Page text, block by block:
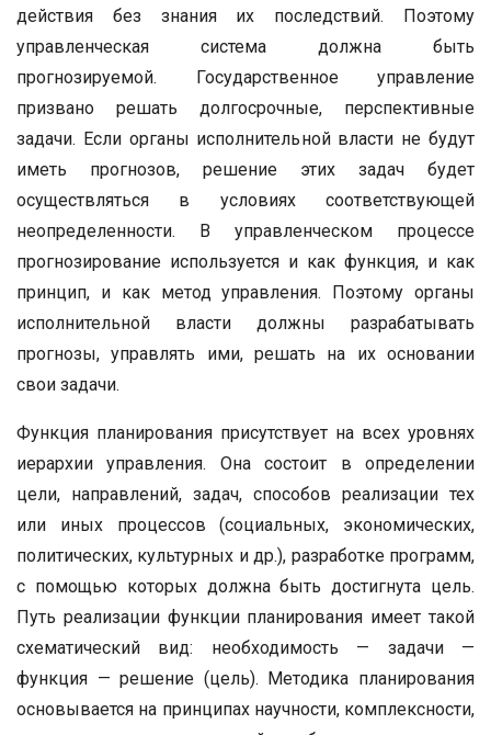
действия без знания их последствий. Поэтому
управленческая система должна быть
прогнозируемой. Государственное управление
призвано решать долгосрочные, перспективные
задачи. Если органы исполнительной власти не будут
иметь прогнозов, решение этих задач будет
осуществляться в условиях соответствующей
неопределенности. В управленческом процессе
прогнозирование используется и как функция, и как
принцип, и как метод управления. Поэтому органы
исполнительной власти должны разрабатывать
прогнозы, управлять ими, решать на их основании
свои задачи.
Функция планирования присутствует на всех уровнях
иерархии управления. Она состоит в определении
цели, направлений, задач, способов реализации тех
или иных процессов (социальных, экономических,
политических, культурных и др.), разработке программ,
с помощью которых должна быть достигнута цель.
Путь реализации функции планирования имеет такой
схематический вид: необходимость — задачи —
функция — решение (цель). Методика планирования
основывается на принципах научности, комплексности,